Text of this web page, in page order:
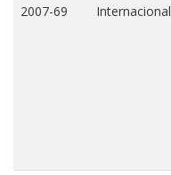
2007-69 Internacional